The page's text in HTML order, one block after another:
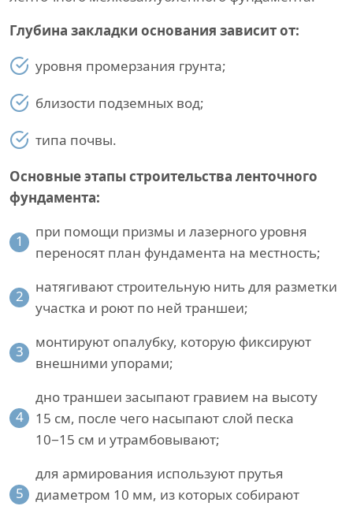
Глубина закладки основания зависит от:
уровня промерзания грунта;
близости подземных вод;
типа почвы.
Основные этапы строительства ленточного
фундамента:
1
при помощи призмы и лазерного уровня
переносят план фундамента на местность;
2
натягивают строительную нить для разметки
участка и роют по ней траншеи;
3
монтируют опалубку, которую фиксируют
внешними упорами;
4
дно траншеи засыпают гравием на высоту
15 см, после чего насыпают слой песка
10−15 см и утрамбовывают;
5
для армирования используют прутья
диаметром 10 мм, из которых собирают